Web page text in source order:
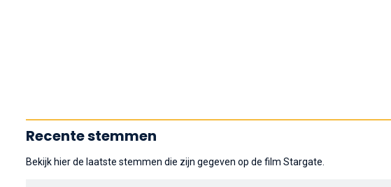
Recente stemmen
Bekijk hier de laatste stemmen die zijn gegeven op de film Stargate.